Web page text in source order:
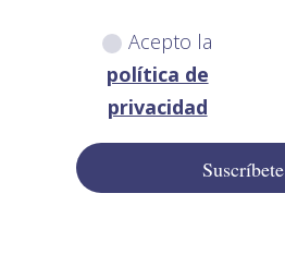
Acepto la
política de
privacidad
Suscríbete